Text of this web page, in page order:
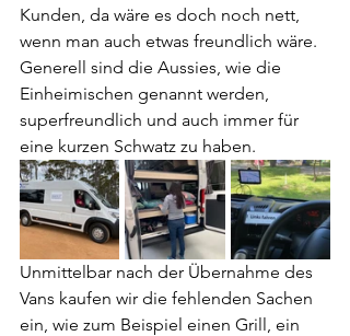
Kunden, da wäre es doch noch nett,
wenn man auch etwas freundlich wäre.
Generell sind die Aussies, wie die
Einheimischen genannt werden,
superfreundlich und auch immer für
eine kurzen Schwatz zu haben.
Unmittelbar nach der Übernahme des
Vans kaufen wir die fehlenden Sachen
ein, wie zum Beispiel einen Grill, ein